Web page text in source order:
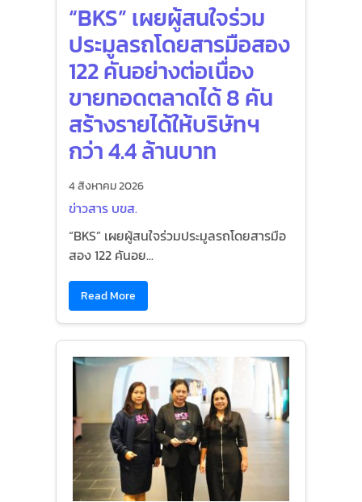
“BKS” เผยผู้สนใจร่วม
ประมูลรถโดยสารมือสอง
122 คันอย่างต่อเนื่อง
ขายทอดตลาดได้ 8 คัน
สร้างรายได้ให้บริษัทฯ
กว่า 4.4 ล้านบาท
4 สิงหาคม 2026
ข่าวสาร บขส.
“BKS” เผยผู้สนใจร่วมประมูลรถโดยสารมือ
สอง 122 คันอย...
Read More